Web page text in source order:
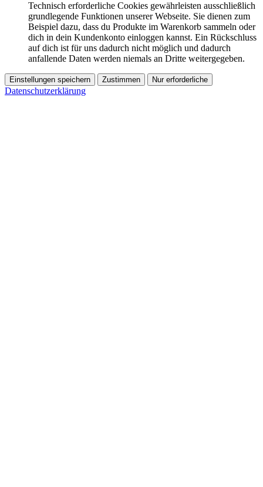
Technisch erforderliche Cookies gewährleisten ausschließlich
grundlegende Funktionen unserer Webseite. Sie dienen zum
Beispiel dazu, dass du Produkte im Warenkorb sammeln oder
dich in dein Kundenkonto einloggen kannst. Ein Rückschluss
auf dich ist für uns dadurch nicht möglich und dadurch
anfallende Daten werden niemals an Dritte weitergegeben.
Einstellungen speichern Zustimmen Nur erforderliche
Datenschutzerklärung